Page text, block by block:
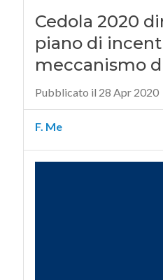
Cedola 2020
piano di
meccanismo
Pubblicato il 28 Apr 2020
F. Me